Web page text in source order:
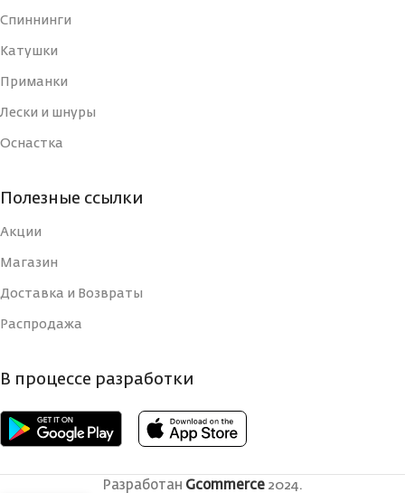
Спиннинги
Катушки
Приманки
Лески и шнуры
Оснастка
Полезные ссылки
Акции
Магазин
Доставка и Возвраты
Распродажа
В процессе разработки
Разработан Gcommerce 2024.